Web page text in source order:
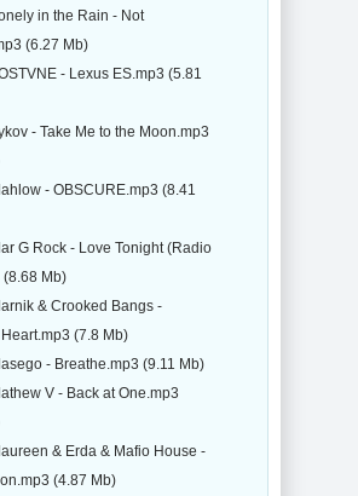
in the Rain - Not
(6.27 Mb)
- Lexus ES.mp3 (5.81
- Take Me to the Moon.mp3
- OBSCURE.mp3 (8.41
G Rock - Love Tonight (Radio
(8.68 Mb)
& Crooked Bangs -
(7.8 Mb)
- Breathe.mp3 (9.11 Mb)
V - Back at One.mp3
& Erda & Mafio House -
(4.87 Mb)